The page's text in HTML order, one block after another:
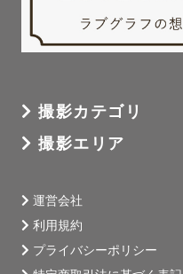
撮影カテゴリ
撮影エリア
運営会社
利用規約
プライバシーポリシー